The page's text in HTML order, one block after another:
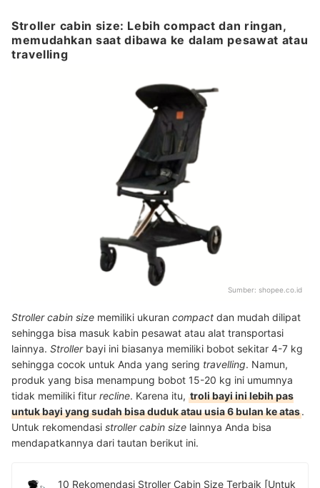
Stroller cabin size: Lebih compact dan ringan,
memudahkan saat dibawa ke dalam pesawat atau
travelling
Sumber: shopee.co.id
Stroller cabin size memiliki ukuran compact dan mudah dilipat
sehingga bisa masuk kabin pesawat atau alat transportasi
lainnya. Strollerbayi ini biasanya memiliki bobot sekitar 4-7 kg
sehingga cocok untuk Anda yang sering travelling. Namun,
produk yang bisa menampung bobot 15-20 kg ini umumnya
tidak memiliki fitur recline. Karena itu, troli bayi ini lebih pas
untuk bayi yang sudah bisa duduk atau usia 6 bulan ke atas.
Untuk rekomendasi stroller cabin size lainnya Anda bisa
mendapatkannya dari tautan berikut ini.
10 Rekomendasi Stroller Cabin Size Terbaik [Untuk